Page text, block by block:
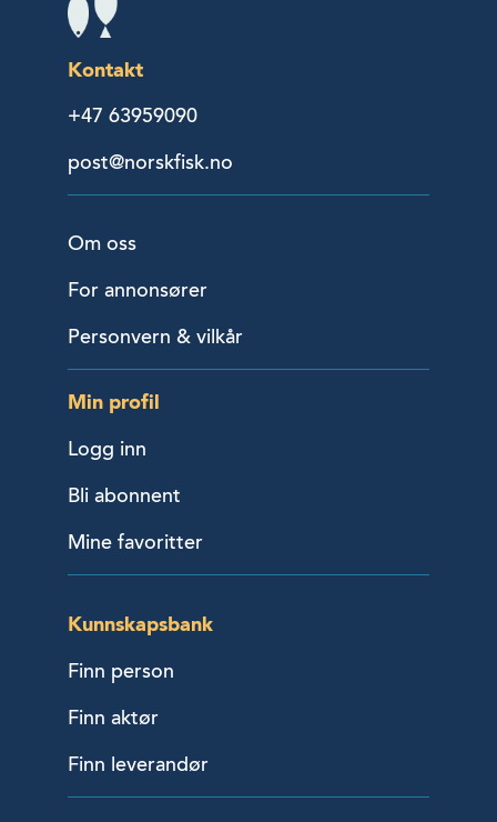
Kontakt
+47 63959090
post@norskfisk.no
Om oss
For annonsører
Personvern & vilkår
Min profil
Logg inn
Bli abonnent
Mine favoritter
Kunnskapsbank
Finn person
Finn aktør
Finn leverandør